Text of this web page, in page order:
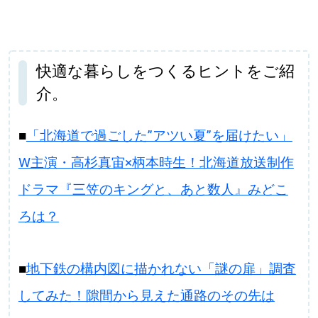
快適な暮らしをつくるヒントをご紹
介。
■「北海道で過ごした”アツい夏”を届けたい」
W主演・高杉真宙×柄本時生！北海道放送制作
ドラマ『三笠のキングと、あと数人』みどこ
ろは？
■地下鉄の構内図に描かれない「謎の扉」調査
してみた！隙間から見えた通路のその先は